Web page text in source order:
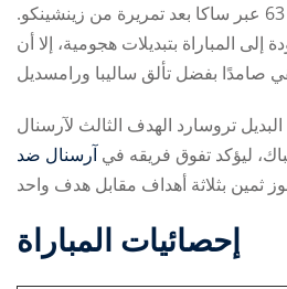
الهدف الثاني في الدقيقة 63 عبر ساكا بعد تمريرة من زينشينكو.
إلى المباراة بتبديلات هجومية، إلا أن
85، أضاف البديل تروسارد الهدف الثالث لآرسنال
ليؤكد تفوق فريقه في آرسنال ضد
إحصائيات المباراة